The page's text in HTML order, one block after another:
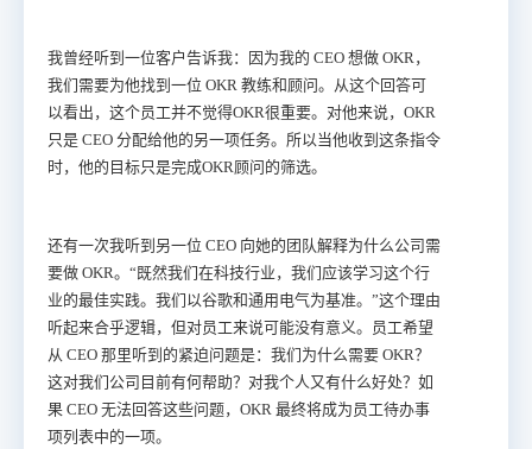
我曾经听到一位客户告诉我：因为我的 CEO 想做 OKR，
我们需要为他找到一位 OKR 教练和顾问。从这个回答可
以看出，这个员工并不觉得OKR很重要。对他来说，OKR
只是 CEO 分配给他的另一项任务。所以当他收到这条指令
时，他的目标只是完成OKR顾问的筛选。
还有一次我听到另一位 CEO 向她的团队解释为什么公司需
要做 OKR。“既然我们在科技行业，我们应该学习这个行
业的最佳实践。我们以谷歌和通用电气为基准。”这个理由
听起来合乎逻辑，但对员工来说可能没有意义。员工希望
从 CEO 那里听到的紧迫问题是：我们为什么需要 OKR？
这对我们公司目前有何帮助？对我个人又有什么好处？如
果 CEO 无法回答这些问题，OKR 最终将成为员工待办事
项列表中的一项。